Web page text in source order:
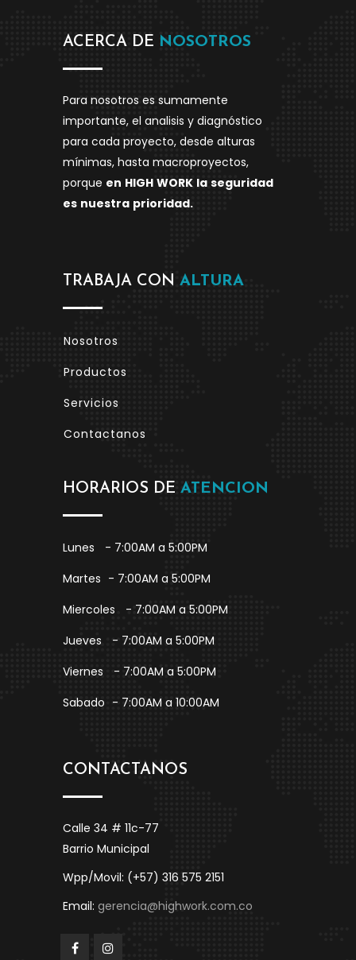
ACERCA DE NOSOTROS
Para nosotros es sumamente
importante, el analisis y diagnóstico
para cada proyecto, desde alturas
mínimas, hasta macroproyectos,
porque en HIGH WORK la seguridad
es nuestra prioridad.
TRABAJA CON ALTURA
Nosotros
Productos
Servicios
Contactanos
HORARIOS DE ATENCION
Lunes
- 7:00AM a 5:00PM
Martes - 7:00AM a 5:00PM
Miercoles
- 7:00AM a 5:00PM
Jueves
- 7:00AM a 5:00PM
Viernes
- 7:00AM a 5:00PM
Sabado - 7:00AM a 10:00AM
CONTACTANOS
Calle 34 # 11c-77
Barrio Municipal
Wpp/Movil: (+57) 316 575 2151
Email: gerencia@highwork.com.co